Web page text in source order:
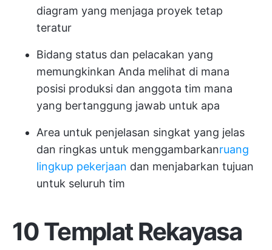
diagram yang menjaga proyek tetap
teratur
Bidang status dan pelacakan yang
memungkinkan Anda melihat di mana
posisi produksi dan anggota tim mana
yang bertanggung jawab untuk apa
Area untuk penjelasan singkat yang jelas
dan ringkas untuk menggambarkanruang
lingkup pekerjaan dan menjabarkan tujuan
untuk seluruh tim
10 Templat Rekayasa